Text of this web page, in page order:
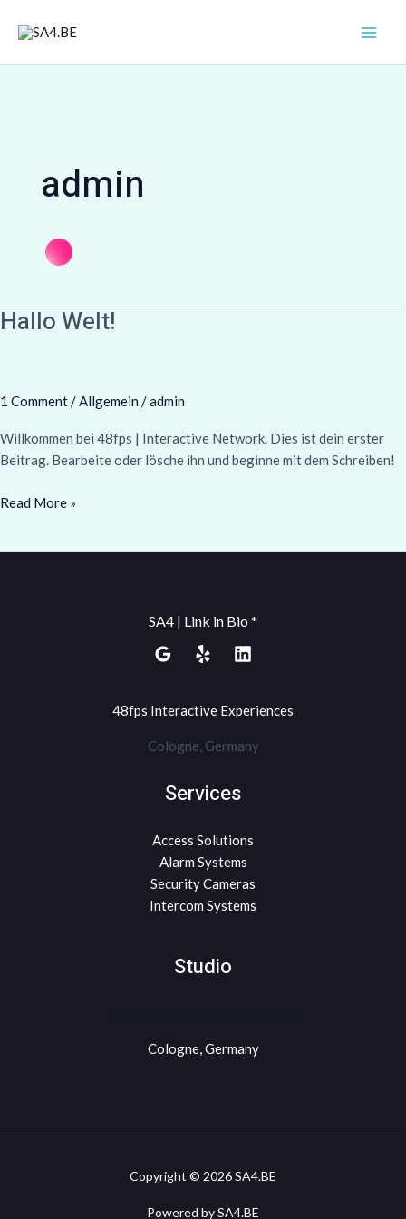
admin
Hallo Welt!
1 Comment/Allgemein /admin
Willkommen bei 48fps | Interactive Network. Dies ist dein erster
Beitrag. Bearbeite oder lösche ihn und beginne mit dem Schreiben!
Hallo
Read More »
SA4 | Link in Bio *
48fps Interactive Experiences
Cologne, Germany
Services
Access Solutions
Alarm Systems
Security Cameras
Intercom Systems
Studio
Cologne, Germany
Copyright © 2026 SA4.BE
Powered by SA4.BE